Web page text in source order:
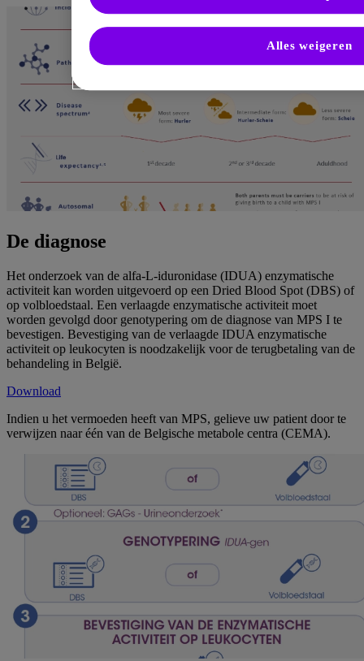
De diagnose
Het onderzoek van de alfa-L-iduronidase (IDUA) enzymatische
activiteit kan worden uitgevoerd op een Dried Blood Spot (DBS) of
op volbloedstaal. Een verlaagde enzymatische activiteit moet
worden gevolgd door genotypering om de diagnose van MPS I te
bevestigen. Bevestiging van de verlaagde IDUA enzymatische
activiteit op leukocyten is noodzakelijk voor de terugbetaling van de
behandeling in België.
Download
Indien u het vermoeden heeft van MPS, gelieve uw patient door te
verwijzen naar één van de Belgische metabole centra (CEMA).
Alles weigeren